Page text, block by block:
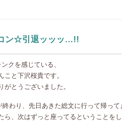
ン☆引退ッッッ…!!
クを感じている、
こと下沢桜貴です。
とうございました。
わり、先日あきた総文に行って帰って
ら、次はずっと座ってるということを